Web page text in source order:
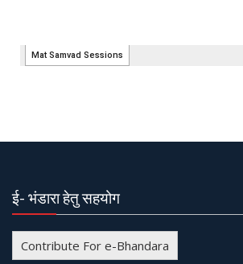
ई- भंडारा हेतु सहयोग
Contribute For e-Bhandara